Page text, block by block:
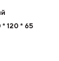
* 120 * 65